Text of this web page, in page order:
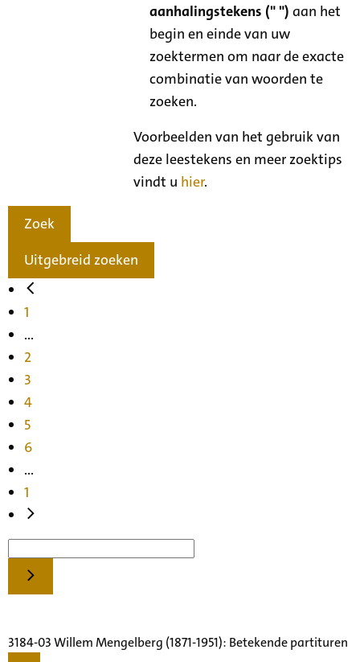
aanhalingstekens (" ") aan het
begin en einde van uw
zoektermen om naar de exacte
combinatie van woorden te
zoeken.
Voorbeelden van het gebruik van
deze leestekens en meer zoektips
vindt u hier.
Zoek
Uitgebreid zoeken
1
...
2
3
4
5
6
...
1
3184-03 Willem Mengelberg (1871-1951): Betekende partituren